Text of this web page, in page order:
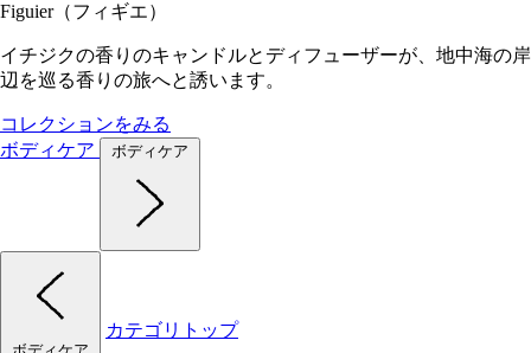
Figuier（フィギエ）
イチジクの香りのキャンドルとディフューザーが、地中海の岸
辺を巡る香りの旅へと誘います。
コレクションをみる
ボディケア
ボディケア
カテゴリトップ